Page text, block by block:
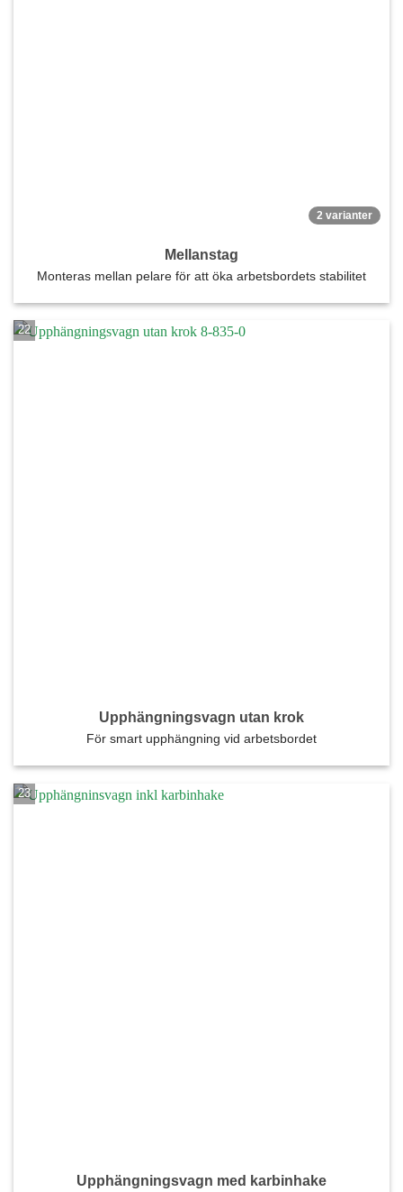
2 varianter
Mellanstag
Monteras mellan pelare för att öka arbetsbordets stabilitet
Upphängningsvagn utan krok
För smart upphängning vid arbetsbordet
Upphängningsvagn med karbinhake